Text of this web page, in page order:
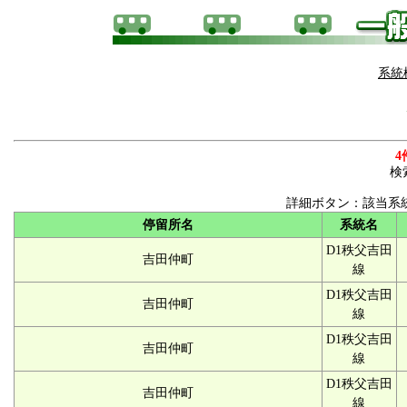
系統
4
検
詳細ボタン：該当系
停留所名
系統名
吉田仲町
D1秩父吉田
線
吉田仲町
D1秩父吉田
線
吉田仲町
D1秩父吉田
線
吉田仲町
D1秩父吉田
線